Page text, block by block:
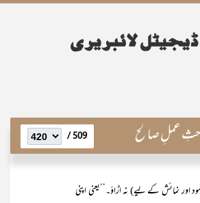
عملِ صالح 509 /
اور نمائش کے لیے) نہ اڑاؤ۔‘‘یعنی اپنی